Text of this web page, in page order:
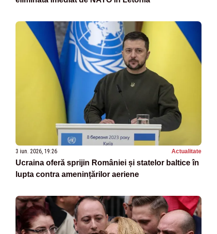
3 iun. 2026, 19:26 Actualitate
Ucraina oferă sprijin României și statelor baltice în
lupta contra amenințărilor aeriene